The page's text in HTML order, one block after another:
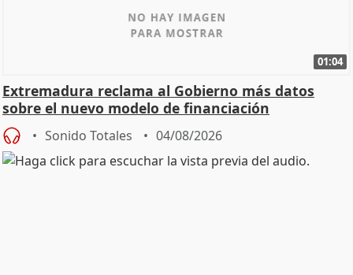
01:04
Extremadura reclama al Gobierno más datos
sobre el nuevo modelo de financiación
Sonido Totales 04/08/2026